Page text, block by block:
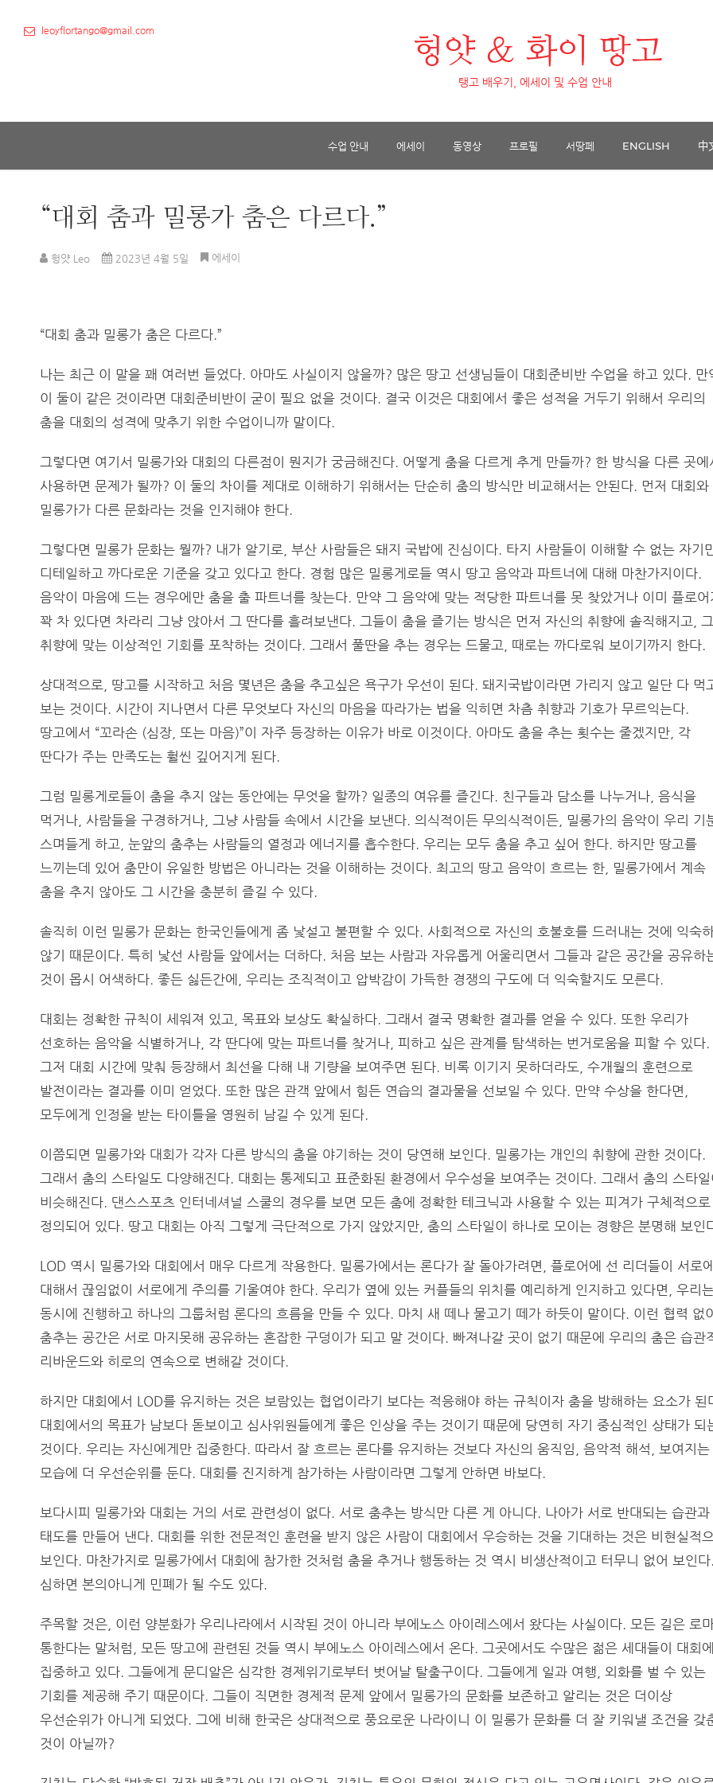
leoyflortango@gmail.com
헝얏 & 화이 땅고
탱고 배우기, 에세이 및 수업 안내
수업 안내 에세이 동영상 프로필 서땅페 ENGLISH 中
“대회 춤과 밀롱가 춤은 다르다.”
헝얏 Leo 2023년 4월 5일 에세이
“대회 춤과 밀롱가 춤은 다르다.”
나는 최근 이 말을 꽤 여러번 들었다. 아마도 사실이지 않을까? 많은 땅고 선생님들이 대회준비반 수업을 하고 있다. 만
이 둘이 같은 것이라면 대회준비반이 굳이 필요 없을 것이다. 결국 이것은 대회에서 좋은 성적을 거두기 위해서 우리의
춤을 대회의 성격에 맞추기 위한 수업이니까 말이다.
그렇다면 여기서 밀롱가와 대회의 다른점이 뭔지가 궁금해진다. 어떻게 춤을 다르게 추게 만들까? 한 방식을 다른 곳에
사용하면 문제가 될까? 이 둘의 차이를 제대로 이해하기 위해서는 단순히 춤의 방식만 비교해서는 안된다. 먼저 대회와
밀롱가가 다른 문화라는 것을 인지해야 한다.
그렇다면 밀롱가 문화는 뭘까? 내가 알기로, 부산 사람들은 돼지 국밥에 진심이다. 타지 사람들이 이해할 수 없는 자기
디테일하고 까다로운 기준을 갖고 있다고 한다. 경험 많은 밀롱게로들 역시 땅고 음악과 파트너에 대해 마찬가지이다.
음악이 마음에 드는 경우에만 춤을 출 파트너를 찾는다. 만약 그 음악에 맞는 적당한 파트너를 못 찾았거나 이미 플로어
꽉 차 있다면 차라리 그냥 앉아서 그 딴다를 흘려보낸다. 그들이 춤을 즐기는 방식은 먼저 자신의 취향에 솔직해지고, 그
취향에 맞는 이상적인 기회를 포착하는 것이다. 그래서 풀딴을 추는 경우는 드물고, 때로는 까다로워 보이기까지 한다.
상대적으로, 땅고를 시작하고 처음 몇년은 춤을 추고싶은 욕구가 우선이 된다. 돼지국밥이라면 가리지 않고 일단 다 먹
보는 것이다. 시간이 지나면서 다른 무엇보다 자신의 마음을 따라가는 법을 익히면 차츰 취향과 기호가 무르익는다.
땅고에서 “꼬라손 (심장, 또는 마음)”이 자주 등장하는 이유가 바로 이것이다. 아마도 춤을 추는 횟수는 줄겠지만, 각
딴다가 주는 만족도는 훨씬 깊어지게 된다.
그럼 밀롱게로들이 춤을 추지 않는 동안에는 무엇을 할까? 일종의 여유를 즐긴다. 친구들과 담소를 나누거나, 음식을
먹거나, 사람들을 구경하거나, 그냥 사람들 속에서 시간을 보낸다. 의식적이든 무의식적이든, 밀롱가의 음악이 우리 기
스며들게 하고, 눈앞의 춤추는 사람들의 열정과 에너지를 흡수한다. 우리는 모두 춤을 추고 싶어 한다. 하지만 땅고를
느끼는데 있어 춤만이 유일한 방법은 아니라는 것을 이해하는 것이다. 최고의 땅고 음악이 흐르는 한, 밀롱가에서 계속
춤을 추지 않아도 그 시간을 충분히 즐길 수 있다.
솔직히 이런 밀롱가 문화는 한국인들에게 좀 낯설고 불편할 수 있다. 사회적으로 자신의 호불호를 드러내는 것에 익숙
않기 때문이다. 특히 낯선 사람들 앞에서는 더하다. 처음 보는 사람과 자유롭게 어울리면서 그들과 같은 공간을 공유하
것이 몹시 어색하다. 좋든 싫든간에, 우리는 조직적이고 압박감이 가득한 경쟁의 구도에 더 익숙할지도 모른다.
대회는 정확한 규칙이 세워져 있고, 목표와 보상도 확실하다. 그래서 결국 명확한 결과를 얻을 수 있다. 또한 우리가
선호하는 음악을 식별하거나, 각 딴다에 맞는 파트너를 찾거나, 피하고 싶은 관계를 탐색하는 번거로움을 피할 수 있다.
그저 대회 시간에 맞춰 등장해서 최선을 다해 내 기량을 보여주면 된다. 비록 이기지 못하더라도, 수개월의 훈련으로
발전이라는 결과를 이미 얻었다. 또한 많은 관객 앞에서 힘든 연습의 결과물을 선보일 수 있다. 만약 수상을 한다면,
모두에게 인정을 받는 타이틀을 영원히 남길 수 있게 된다.
이쯤되면 밀롱가와 대회가 각자 다른 방식의 춤을 야기하는 것이 당연해 보인다. 밀롱가는 개인의 취향에 관한 것이다.
그래서 춤의 스타일도 다양해진다. 대회는 통제되고 표준화된 환경에서 우수성을 보여주는 것이다. 그래서 춤의 스타일
비슷해진다. 댄스스포츠 인터네셔널 스쿨의 경우를 보면 모든 춤에 정확한 테크닉과 사용할 수 있는 피겨가 구체적으로
정의되어 있다. 땅고 대회는 아직 그렇게 극단적으로 가지 않았지만, 춤의 스타일이 하나로 모이는 경향은 분명해 보인
LOD 역시 밀롱가와 대회에서 매우 다르게 작용한다. 밀롱가에서는 론다가 잘 돌아가려면, 플로어에 선 리더들이 서로에
대해서 끊임없이 서로에게 주의를 기울여야 한다. 우리가 옆에 있는 커플들의 위치를 예리하게 인지하고 있다면, 우리
동시에 진행하고 하나의 그룹처럼 론다의 흐름을 만들 수 있다. 마치 새 떼나 물고기 떼가 하듯이 말이다. 이런 협력 없
춤추는 공간은 서로 마지못해 공유하는 혼잡한 구덩이가 되고 말 것이다. 빠져나갈 곳이 없기 때문에 우리의 춤은 습관
리바운드와 히로의 연속으로 변해갈 것이다.
하지만 대회에서 LOD를 유지하는 것은 보람있는 협업이라기 보다는 적응해야 하는 규칙이자 춤을 방해하는 요소가 된
대회에서의 목표가 남보다 돋보이고 심사위원들에게 좋은 인상을 주는 것이기 때문에 당연히 자기 중심적인 상태가 되
것이다. 우리는 자신에게만 집중한다. 따라서 잘 흐르는 론다를 유지하는 것보다 자신의 움직임, 음악적 해석, 보여지는
모습에 더 우선순위를 둔다. 대회를 진지하게 참가하는 사람이라면 그렇게 안하면 바보다.
보다시피 밀롱가와 대회는 거의 서로 관련성이 없다. 서로 춤추는 방식만 다른 게 아니다. 나아가 서로 반대되는 습관과
태도를 만들어 낸다. 대회를 위한 전문적인 훈련을 받지 않은 사람이 대회에서 우승하는 것을 기대하는 것은 비현실적
보인다. 마찬가지로 밀롱가에서 대회에 참가한 것처럼 춤을 추거나 행동하는 것 역시 비생산적이고 터무니 없어 보인다.
심하면 본의아니게 민폐가 될 수도 있다.
주목할 것은, 이런 양분화가 우리나라에서 시작된 것이 아니라 부에노스 아이레스에서 왔다는 사실이다. 모든 길은 로
통한다는 말처럼, 모든 땅고에 관련된 것들 역시 부에노스 아이레스에서 온다. 그곳에서도 수많은 젊은 세대들이 대회에
집중하고 있다. 그들에게 문디알은 심각한 경제위기로부터 벗어날 탈출구이다. 그들에게 일과 여행, 외화를 벌 수 있는
기회를 제공해 주기 때문이다. 그들이 직면한 경제적 문제 앞에서 밀롱가의 문화를 보존하고 알리는 것은 더이상
우선순위가 아니게 되었다. 그에 비해 한국은 상대적으로 풍요로운 나라이니 이 밀롱가 문화를 더 잘 키워낼 조건을 갖
것이 아닐까?